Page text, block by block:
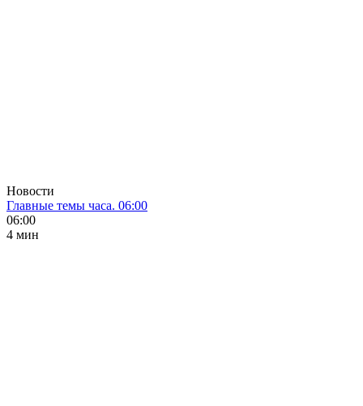
Новости
Главные темы часа. 06:00
06:00
4 мин